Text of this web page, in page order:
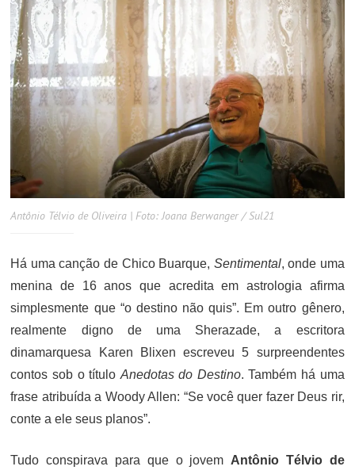
Antônio Télvio de Oliveira | Foto: Joana Berwanger / Sul21
Há uma canção de Chico Buarque, Sentimental, onde uma
menina de 16 anos que acredita em astrologia afirma
simplesmente que “o destino não quis”. Em outro gênero,
realmente digno de uma Sherazade, a escritora
dinamarquesa Karen Blixen escreveu 5 surpreendentes
contos sob o título Anedotas do Destino. Também há uma
frase atribuída a Woody Allen: “Se você quer fazer Deus rir,
conte a ele seus planos”.
Tudo conspirava para que o jovem Antônio Télvio de